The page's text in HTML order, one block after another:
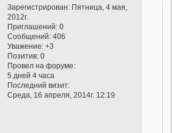
Зарегистрирован: Пятница, 4 мая,
2012г.
Приглашений: 0
Сообщений: 406
Уважение: +3
Позитив: 0
Провел на форуме:
5 дней 4 часа
Последний визит:
Среда, 16 апреля, 2014г. 12:19